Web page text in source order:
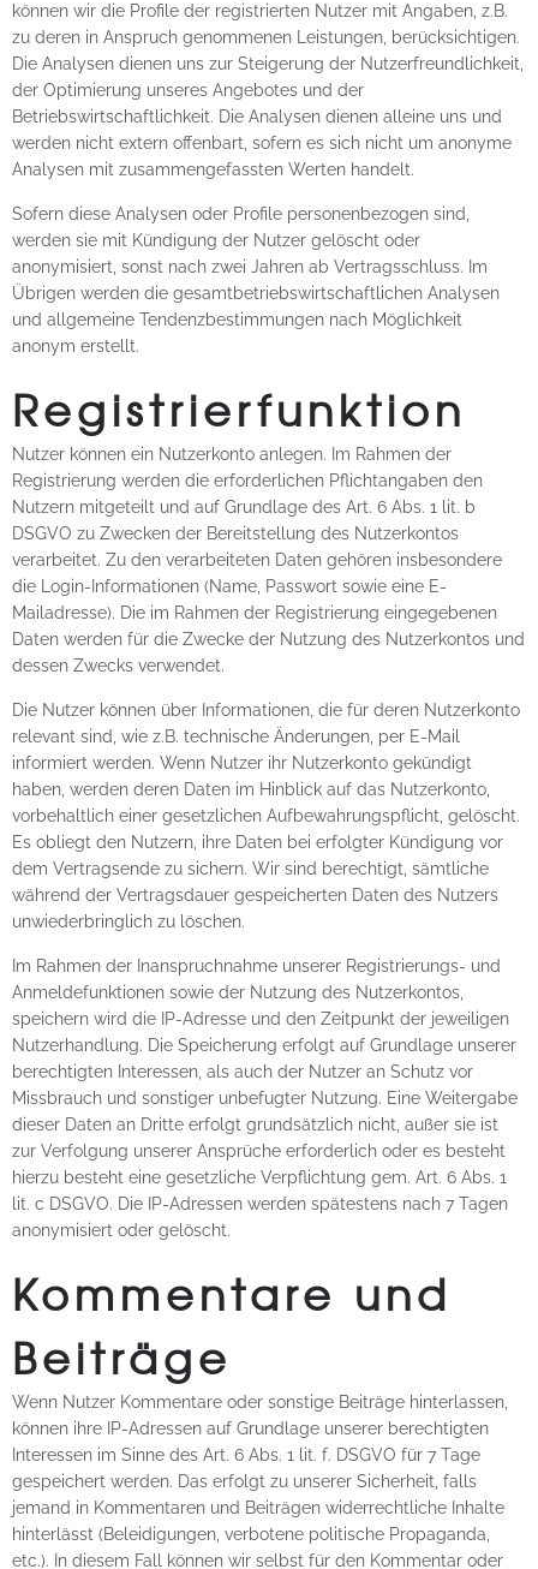
können wir die Profile der registrierten Nutzer mit Angaben, z.B.
zu deren in Anspruch genommenen Leistungen, berücksichtigen.
Die Analysen dienen uns zur Steigerung der Nutzerfreundlichkeit,
der Optimierung unseres Angebotes und der
Betriebswirtschaftlichkeit. Die Analysen dienen alleine uns und
werden nicht extern offenbart, sofern es sich nicht um anonyme
Analysen mit zusammengefassten Werten handelt.
Sofern diese Analysen oder Profile personenbezogen sind,
werden sie mit Kündigung der Nutzer gelöscht oder
anonymisiert, sonst nach zwei Jahren ab Vertragsschluss. Im
Übrigen werden die gesamtbetriebswirtschaftlichen Analysen
und allgemeine Tendenzbestimmungen nach Möglichkeit
anonym erstellt.
Registrierfunktion
Nutzer können ein Nutzerkonto anlegen. Im Rahmen der
Registrierung werden die erforderlichen Pflichtangaben den
Nutzern mitgeteilt und auf Grundlage des Art. 6 Abs. 1 lit. b
DSGVO zu Zwecken der Bereitstellung des Nutzerkontos
verarbeitet. Zu den verarbeiteten Daten gehören insbesondere
die Login-Informationen (Name, Passwort sowie eine E-
Mailadresse). Die im Rahmen der Registrierung eingegebenen
Daten werden für die Zwecke der Nutzung des Nutzerkontos und
dessen Zwecks verwendet.
Die Nutzer können über Informationen, die für deren Nutzerkonto
relevant sind, wie z.B. technische Änderungen, per E-Mail
informiert werden. Wenn Nutzer ihr Nutzerkonto gekündigt
haben, werden deren Daten im Hinblick auf das Nutzerkonto,
vorbehaltlich einer gesetzlichen Aufbewahrungspflicht, gelöscht.
Es obliegt den Nutzern, ihre Daten bei erfolgter Kündigung vor
dem Vertragsende zu sichern. Wir sind berechtigt, sämtliche
während der Vertragsdauer gespeicherten Daten des Nutzers
unwiederbringlich zu löschen.
Im Rahmen der Inanspruchnahme unserer Registrierungs- und
Anmeldefunktionen sowie der Nutzung des Nutzerkontos,
speichern wird die IP-Adresse und den Zeitpunkt der jeweiligen
Nutzerhandlung. Die Speicherung erfolgt auf Grundlage unserer
berechtigten Interessen, als auch der Nutzer an Schutz vor
Missbrauch und sonstiger unbefugter Nutzung. Eine Weitergabe
dieser Daten an Dritte erfolgt grundsätzlich nicht, außer sie ist
zur Verfolgung unserer Ansprüche erforderlich oder es besteht
hierzu besteht eine gesetzliche Verpflichtung gem. Art. 6 Abs. 1
lit. c DSGVO. Die IP-Adressen werden spätestens nach 7 Tagen
anonymisiert oder gelöscht.
Kommentare und
Beiträge
Wenn Nutzer Kommentare oder sonstige Beiträge hinterlassen,
können ihre IP-Adressen auf Grundlage unserer berechtigten
Interessen im Sinne des Art. 6 Abs. 1 lit. f. DSGVO für 7 Tage
gespeichert werden. Das erfolgt zu unserer Sicherheit, falls
jemand in Kommentaren und Beiträgen widerrechtliche Inhalte
hinterlässt (Beleidigungen, verbotene politische Propaganda,
etc.). In diesem Fall können wir selbst für den Kommentar oder